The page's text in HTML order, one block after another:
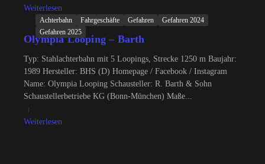
Weiterlesen
Achterbahn Fahrgeschäfte Gefahren
Gefahren 2024
Gefahren 2025
Olympia Looping – Barth
Typ: Stahlachterbahn mit 5 Loopings, Strecke 1250 m Baujahr:
1989 Hersteller: BHS (D) Homepage / Facebook / Instagram
Name: Olympia Looping Schausteller: R. Barth & Sohn
Schaustellerbetriebe KG (Bonn-München) Maße...
Weiterlesen